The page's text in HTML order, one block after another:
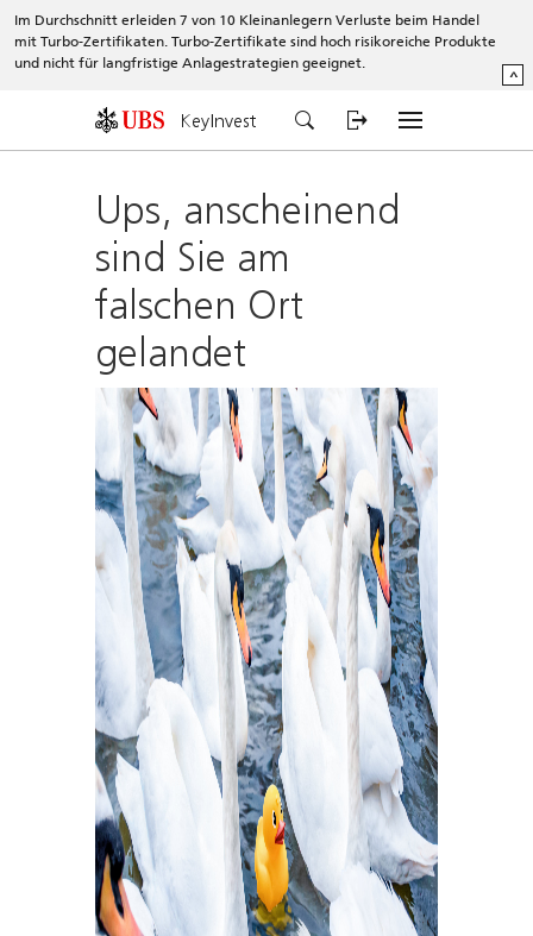
Im Durchschnitt erleiden 7 von 10 Kleinanlegern Verluste beim Handel
mit Turbo-Zertifikaten. Turbo-Zertifikate sind hoch risikoreiche Produkte
und nicht für langfristige Anlagestrategien geeignet.
^
KeyInvest
Ups, anscheinend
sind Sie am
falschen Ort
gelandet